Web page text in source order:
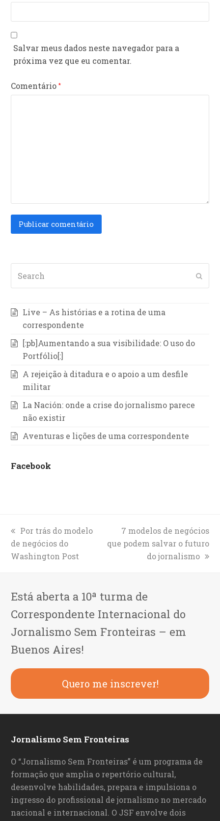
Salvar meus dados neste navegador para a
próxima vez que eu comentar.
Comentário*
Live – As histórias e a rotina de uma
correspondente
[:pb]Aumentando a sua visibilidade: O uso do
Portfólio[:]
A rejeição à ditadura e o apoio a um desfile
militar
La Nación: onde a crise do jornalismo parece
não existir
Aventuras e lições de uma correspondente
Facebook
previous
post:
Por trás do modelo
de negócios do
Washington Post
next
post:
7 modelos de negócios
que podem salvar o futuro
do jornalismo
Está aberta a 10ª turma de
Correspondente Internacional do
Jornalismo Sem Fronteiras – em
Buenos Aires!
Quero me inscrever!
Jornalismo Sem Fronteiras
O “Jornalismo Sem Fronteiras” é um programa de
formação que amplia o repertório cultural,
desenvolve habilidades, prepara e impulsiona o
ingresso do profissional de jornalismo no mercado
nacional e internacional. O JSF envolve dois